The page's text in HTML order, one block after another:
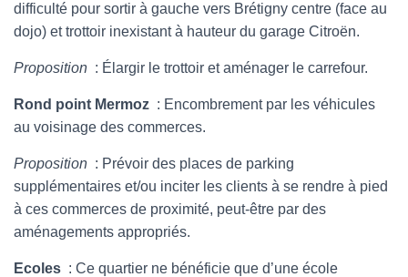
difficulté pour sortir à gauche vers Brétigny centre (face au
dojo) et trottoir inexistant à hauteur du garage Citroën.
Proposition : Élargir le trottoir et aménager le carrefour.
Rond point Mermoz : Encombrement par les véhicules
au voisinage des commerces.
Proposition : Prévoir des places de parking
supplémentaires et/ou inciter les clients à se rendre à pied
à ces commerces de proximité, peut-être par des
aménagements appropriés.
Ecoles : Ce quartier ne bénéficie que d’une école